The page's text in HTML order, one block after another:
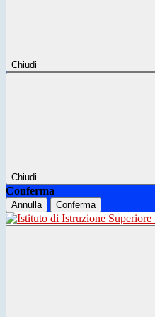
Chiudi
Chiudi
Conferma
Annulla Conferma